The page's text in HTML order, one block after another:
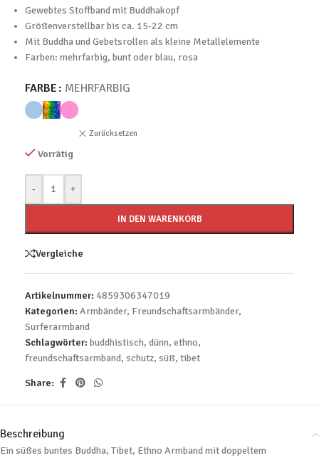
Gewebtes Stoffband mit Buddhakopf
Größenverstellbar bis ca. 15-22 cm
Mit Buddha und Gebetsrollen als kleine Metallelemente
Farben: mehrfarbig, bunt oder blau, rosa
FARBE MEHRFARBIG
Zurücksetzen
Vorrätig
- +
IN DEN WARENKORB
Vergleiche
Artikelnummer: 4859306347019
Kategorien: Armbänder, Freundschaftsarmbänder,
Surferarmband
Schlagwörter: buddhistisch, dünn, ethno,
freundschaftsarmband, schutz, süß, tibet
Share:
Beschreibung
Ein süßes buntes Buddha, Tibet, Ethno Armband mit doppeltem